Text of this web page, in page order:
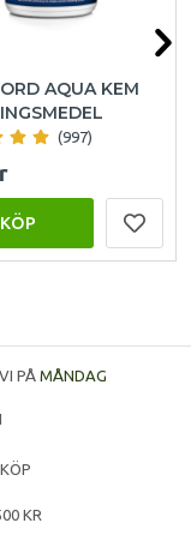
AQUA KEM
(997)
KÖP
PÅ MÅNDAG
KR